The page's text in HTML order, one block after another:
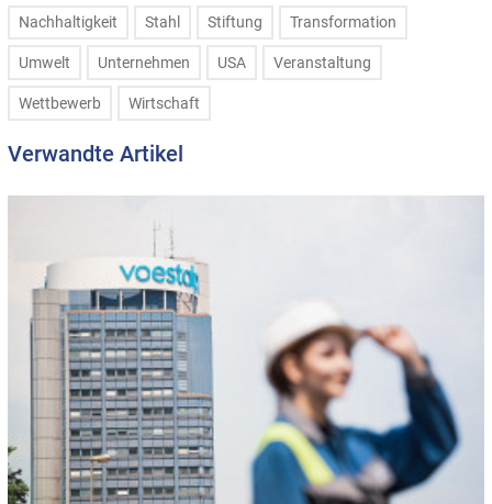
Nachhaltigkeit Stahl Stiftung Transformation
Umwelt Unternehmen USA Veranstaltung
Wettbewerb Wirtschaft
Verwandte Artikel